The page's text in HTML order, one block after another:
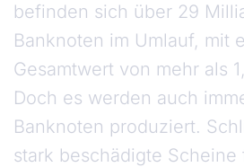
befinden sich über 29
Banknoten im Umlauf, mit
Gesamtwert von mehr als
Doch es werden auch
Banknoten produziert.
stark beschädigte